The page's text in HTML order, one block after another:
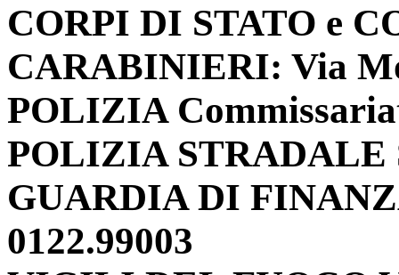
CORPI DI STATO e
CARABINIERI: Via
POLIZIA
POLIZIA STRADALE
GUARDIA DI
0122.99003